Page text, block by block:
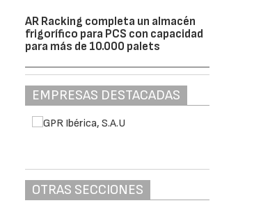
AR Racking completa un almacén
frigorífico para PCS con capacidad
para más de 10.000 palets
EMPRESAS DESTACADAS
OTRAS SECCIONES